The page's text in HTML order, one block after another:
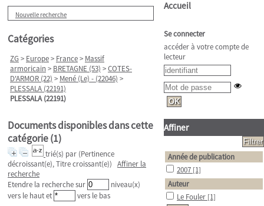
Nouvelle recherche
Catégories
ZG > Europe> France> Massif
armoricain > BRETAGNE (53) >COTES-
D'ARMOR (22) > Mené (Le) - (22046) >
PLESSALA (22191)
PLESSALA (22191)
Documents disponibles dans cette
catégorie (1)
trié(s) par (Pertinence
décroissant(e), Titre croissant(e)) Affiner la
recherche
Etendre la recherche sur
niveau(x)
vers le haut et
vers le bas
Accueil
Se connecter
accéder à votre compte de
lecteur
Affiner
Année de publication
2007 [1]
Auteur
Le Fouler [1]